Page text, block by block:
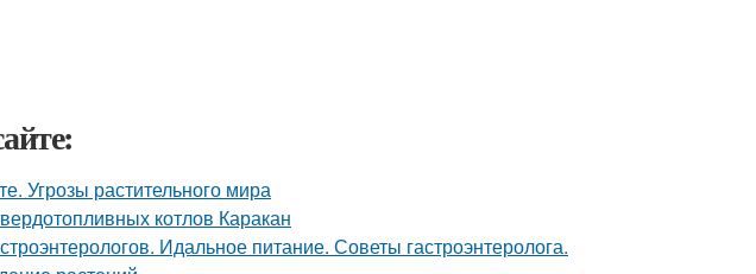
Угрозы растительного мира
котлов Каракан
Идальное питание. Советы гастроэнтеролога.